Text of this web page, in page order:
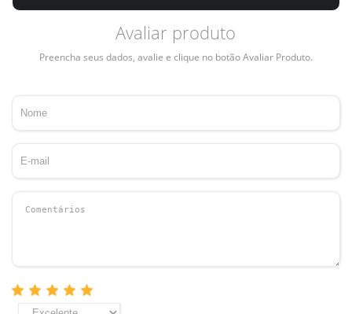
Avaliar produto
Preencha seus dados, avalie e clique no botão Avaliar Produto.